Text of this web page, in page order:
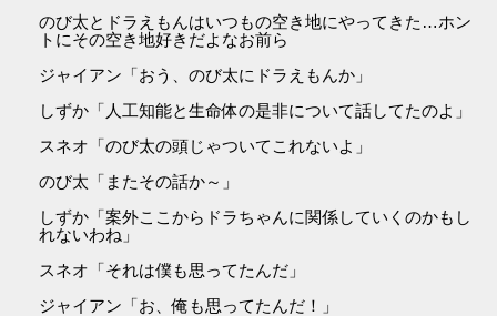
のび太とドラえもんはいつもの空き地にやってきた…ホン
トにその空き地好きだよなお前ら
ジャイアン「おう、のび太にドラえもんか」
しずか「人工知能と生命体の是非について話してたのよ」
スネオ「のび太の頭じゃついてこれないよ」
のび太「またその話か～」
しずか「案外ここからドラちゃんに関係していくのかもし
れないわね」
スネオ「それは僕も思ってたんだ」
ジャイアン「お、俺も思ってたんだ！」